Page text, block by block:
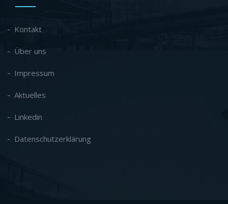
Kontakt
Über uns
Impressum
Aktuelles
Linkedin
Datenschutzerklärung